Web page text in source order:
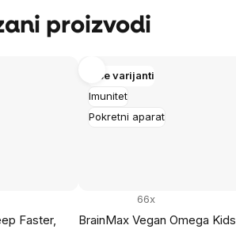
proizvodi
Faster,
Imunitet
Pokretni aparat
Više varijanti
BrainMax Vegan Omega Kids,
66x